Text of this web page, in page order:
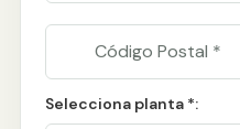
Selecciona planta *: